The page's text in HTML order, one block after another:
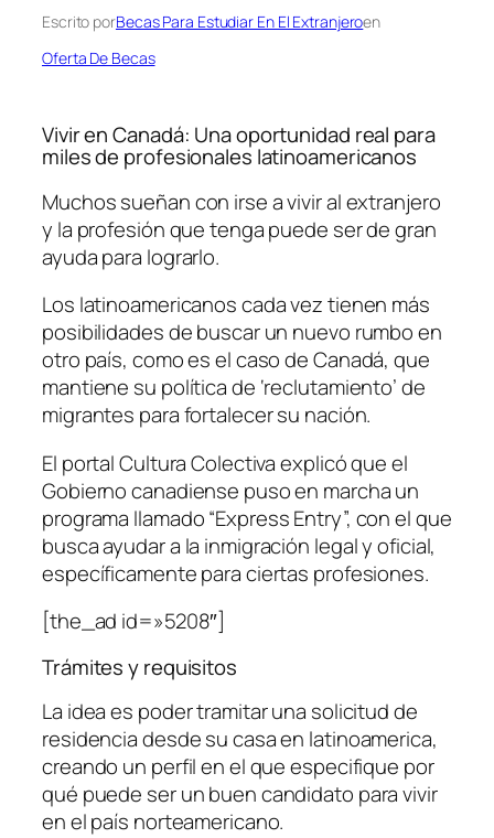
Escrito porBecas Para Estudiar En El Extranjeroen
Oferta De Becas
Vivir en Canadá: Una oportunidad real para
miles de profesionales latinoamericanos
Muchos sueñan con irse a vivir al extranjero
y la profesión que tenga puede ser de gran
ayuda para lograrlo.
Los latinoamericanos cada vez tienen más
posibilidades de buscar un nuevo rumbo en
otro país, como es el caso de Canadá, que
mantiene su política de ‘reclutamiento’ de
migrantes para fortalecer su nación.
El portal Cultura Colectiva explicó que el
Gobierno canadiense puso en marcha un
programa llamado “Express Entry”, con el que
busca ayudar a la inmigración legal y oficial,
específicamente para ciertas profesiones.
[the_ad id=»5208″]
Trámites y requisitos
La idea es poder tramitar una solicitud de
residencia desde su casa en latinoamerica,
creando un perfil en el que especifique por
qué puede ser un buen candidato para vivir
en el país norteamericano.